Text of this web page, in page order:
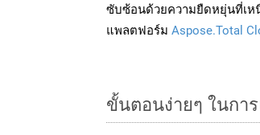
ซับซ้อนด้วยความยืดหยุ่นที่เห
แพลตฟอร์ม Aspose.Total
ขั้นตอนง่ายๆ ในกา